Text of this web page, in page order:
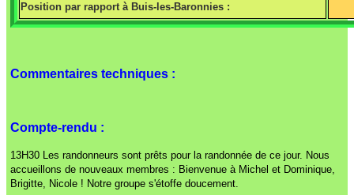
Position par rapport à Buis-les-Baronnies :
Commentaires techniques :
Compte-rendu :
13H30 Les randonneurs sont prêts pour la randonnée de ce jour. Nous
accueillons de nouveaux membres : Bienvenue à Michel et Dominique,
Brigitte, Nicole ! Notre groupe s'étoffe doucement.